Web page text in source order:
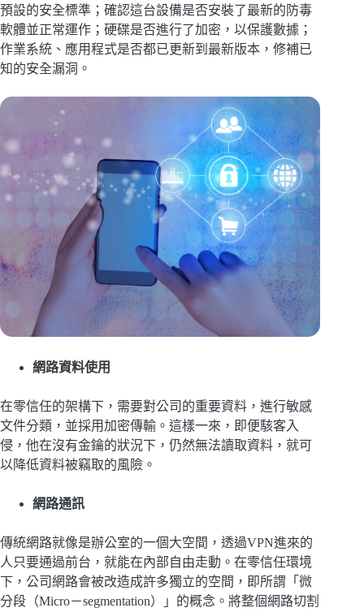
預設的安全標準；確認這台設備是否安裝了最新的防毒
軟體並正常運作；硬碟是否進行了加密，以保護數據；
作業系統、應用程式是否都已更新到最新版本，修補已
知的安全漏洞。
網路資料使用
在零信任的架構下，需要對公司的重要資料，進行敏感
文件分類，並採用加密傳輸。這樣一來，即便駭客入
侵，他在沒有金鑰的狀況下，仍然無法讀取資料，就可
以降低資料被竊取的風險。
網路通訊
傳統網路就像是辦公室的一個大空間，透過VPN進來的
人只要通過前台，就能在內部自由走動。在零信任環境
下，公司網路會被改造成許多獨立的空間，即所謂「微
分段（Micro－segmentation）」的概念。將整個網路切割